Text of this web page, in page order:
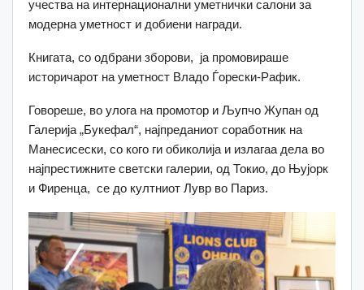
учества на интернационални уметнички салони за
модерна уметност и добиени награди.
Книгата, со одбрани зборови, ја промовираше
историчарот на уметност Владо Ѓорески-Рафик.
Говореше, во улога на промотор и Љупчо Жупан од
Галерија „Букефал“, најпреданиот соработник на
Манесисески, со кого ги обиколија и излагаа дела во
најпрестижните светски галерии, од Токио, до Њујорк
и Фиренца, се до култниот Лувр во Париз.